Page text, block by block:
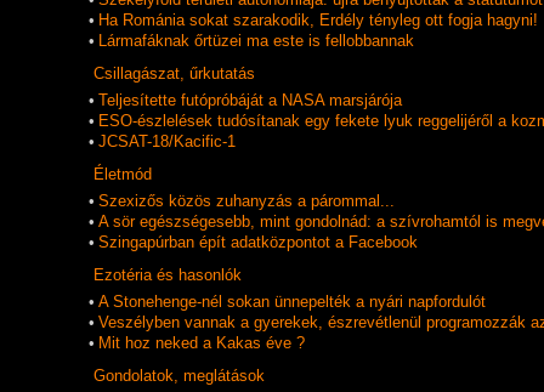
• Ha Románia sokat szarakodik, Erdély tényleg ott fogja hagyni!
• Lármafáknak őrtüzei ma este is fellobbannak
Csillagászat, űrkutatás
• Teljesítette futópróbáját a NASA marsjárója
• ESO-észlelések tudósítanak egy fekete lyuk reggelijéről a
• JCSAT-18/Kacific-1
Életmód
• Szexizős közös zuhanyzás a párommal...
• A sör egészségesebb, mint gondolnád: a szívrohamtól is
• Szingapúrban épít adatközpontot a Facebook
Ezotéria és hasonlók
• A Stonehenge-nél sokan ünnepelték a nyári napfordulót
• Veszélyben vannak a gyerekek, észrevétlenül programozzák
• Mit hoz neked a Kakas éve ?
Gondolatok, meglátások